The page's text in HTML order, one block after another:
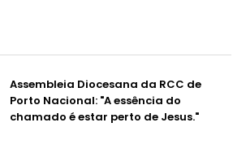
Assembleia Diocesana da RCC de
Porto Nacional: "A essência do
chamado é estar perto de Jesus."